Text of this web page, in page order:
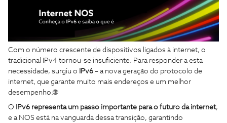
Com o número crescente de dispositivos ligados à internet, o
tradicional IPv4 tornou-se insuficiente. Para responder a esta
necessidade, surgiu o
IPv6 – a nova geração do protocolo de
internet, que garante muito mais endereços e um melhor
desempenho.🌐
O IPv6 representa um passo importante para o futuro da internet,
e a NOS está na vanguarda dessa transição, garantindo